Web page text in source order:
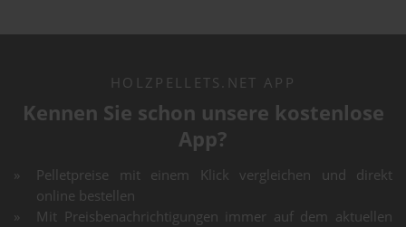
HOLZPELLETS.NET APP
Kennen Sie schon unsere kostenlose
App?
Pelletpreise mit einem Klick vergleichen und direkt
online bestellen
Mit Preisbenachrichtigungen immer auf dem aktuellen